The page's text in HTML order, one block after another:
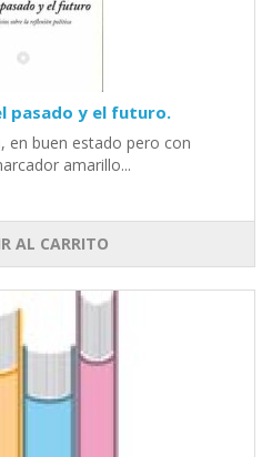
pasado y el futuro.
en buen estado pero con
amarillo...
AL CARRITO